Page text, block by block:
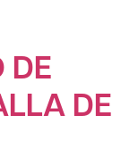
DE
DE